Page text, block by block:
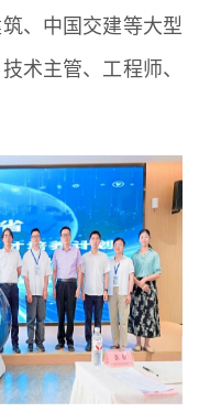
、中国交建等大型
术主管、工程师、